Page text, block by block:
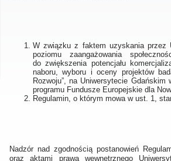
W związku z faktem uzyskania przez
poziomu zaangażowania
do zwiększenia potencjału
naboru, wyboru i oceny projektów
Rozwoju”, na Uniwersytecie
programu Fundusze Europejskie dla
Regulamin, o którym mowa w ust. 1,
Nadzór nad zgodnością postanowień
oraz aktami prawa wewnętrznego